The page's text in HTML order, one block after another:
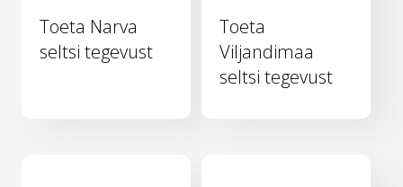
Toeta Narva
seltsi tegevust
Toeta
Viljandimaa
seltsi tegevust